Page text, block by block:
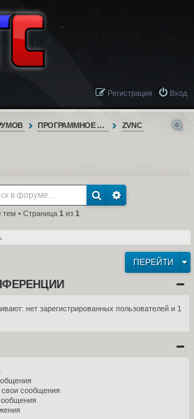
Вход
Регистрация
ПРОГРАММНОЕ ОБЕСПЕЧЕНИЕ ZVNC
тем • Страница 1 из 1
ПЕРЕЙТИ
нет зарегистрированных пользователей и 1
свои сообщения